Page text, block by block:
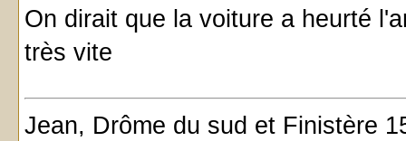
On dirait que la voiture a heurté
très vite
Jean, Drôme du sud et Finistère